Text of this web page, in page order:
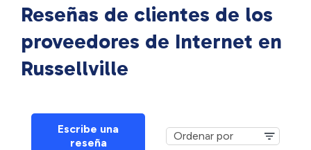
Reseñas de clientes de los
proveedores de Internet en
Russellville
Escribe una
reseña